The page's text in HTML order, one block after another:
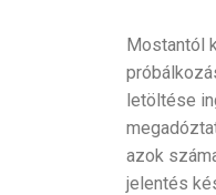
Mostantól
letöltése
azok
jelentés